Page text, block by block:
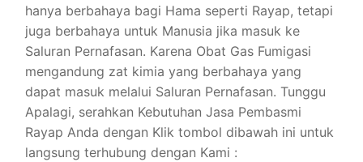
hanya berbahaya bagi Hama seperti Rayap, tetapi
juga berbahaya untuk Manusia jika masuk ke
Saluran Pernafasan. Karena Obat Gas Fumigasi
mengandung zat kimia yang berbahaya yang
dapat masuk melalui Saluran Pernafasan. Tunggu
Apalagi, serahkan Kebutuhan Jasa Pembasmi
Rayap Anda dengan Klik tombol dibawah ini untuk
langsung terhubung dengan Kami :